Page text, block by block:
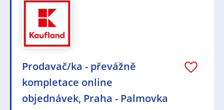
Prodavač/ka - převážně
kompletace online
objednávek, Praha - Palmovka